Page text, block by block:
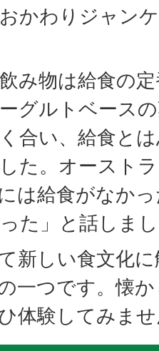
かわりジャン
み物は給食の
グルトベース
合い、給食と
た。オースト
は給食がなか
た」と話しま
新しい食文化
一つです。懐
体験してみま